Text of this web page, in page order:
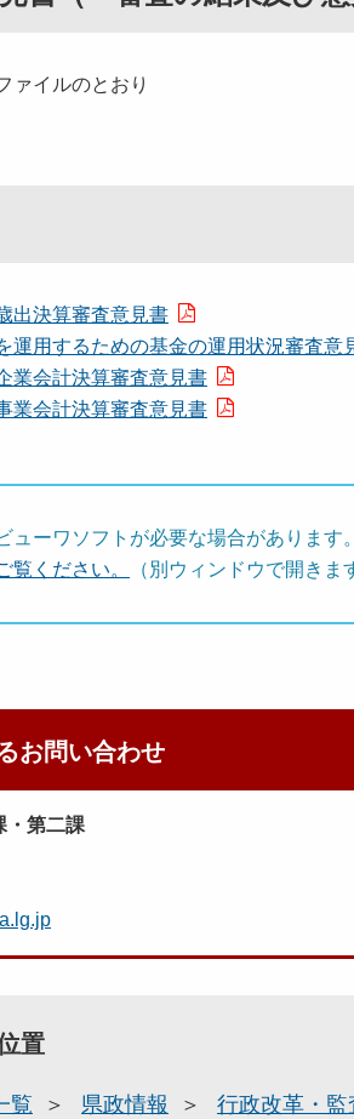
ァイルのとおり
出決算審査意見書
運用するための基金の運用状況審査意
業会計決算審査意見書
業会計決算審査意見書
ューワソフトが必要な場合があります。
覧ください。
（別ウィンドウで開きま
お問い合わせ
・第二課
置
覧 県政情報 行政改革・監